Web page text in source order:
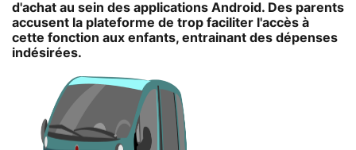
d'achat au sein des applications Android. Des parents
accusent la plateforme de trop faciliter l'accès à
cette fonction aux enfants, entrainant des dépenses
indésirées.